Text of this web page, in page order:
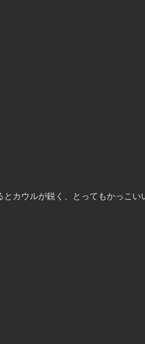
とカウルが鋭く、とってもかっこい